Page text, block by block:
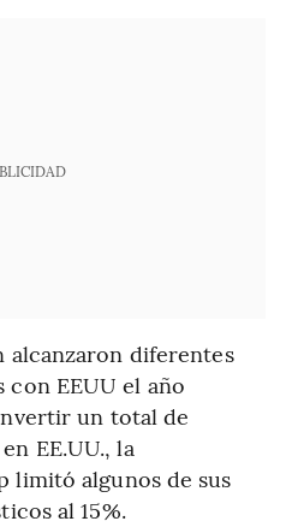
alcanzaron diferentes
EEUU el año
un total de
EE.UU., la
limitó algunos de sus
al 15%.